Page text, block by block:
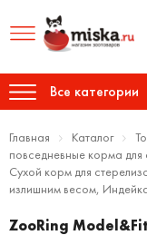
Все категории
Главная Каталог
повседневные корма для
Сухой корм для
излишним весом,
ZooRing